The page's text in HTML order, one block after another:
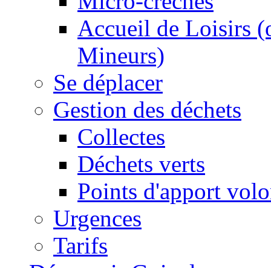
Accueil de Loisirs
Mineurs)
Se déplacer
Gestion des déchets
Collectes
Déchets verts
Points d'apport
Urgences
Tarifs